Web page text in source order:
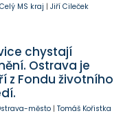
Celý MS kraj | Jiří Cileček
chystají
Ostrava je
z Fondu životního
město| Tomáš Kořistka